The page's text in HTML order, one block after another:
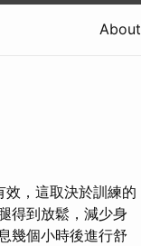
About
，這取決於訓練的
得到放鬆，減少身
幾個小時後進行舒